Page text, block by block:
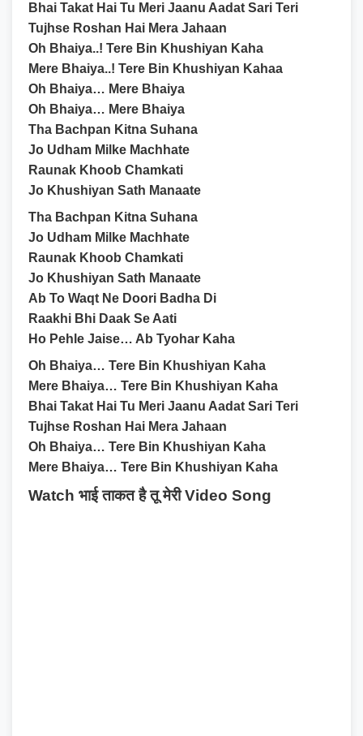
Bhai Takat Hai Tu Meri Jaanu Aadat Sari Teri
Tujhse Roshan Hai Mera Jahaan
Oh Bhaiya..! Tere Bin Khushiyan Kaha
Mere Bhaiya..! Tere Bin Khushiyan Kahaa
Oh Bhaiya… Mere Bhaiya
Oh Bhaiya… Mere Bhaiya
Tha Bachpan Kitna Suhana
Jo Udham Milke Machhate
Raunak Khoob Chamkati
Jo Khushiyan Sath Manaate
Tha Bachpan Kitna Suhana
Jo Udham Milke Machhate
Raunak Khoob Chamkati
Jo Khushiyan Sath Manaate
Ab To Waqt Ne Doori Badha Di
Raakhi Bhi Daak Se Aati
Ho Pehle Jaise… Ab Tyohar Kaha
Oh Bhaiya… Tere Bin Khushiyan Kaha
Mere Bhaiya… Tere Bin Khushiyan Kaha
Bhai Takat Hai Tu Meri Jaanu Aadat Sari Teri
Tujhse Roshan Hai Mera Jahaan
Oh Bhaiya… Tere Bin Khushiyan Kaha
Mere Bhaiya… Tere Bin Khushiyan Kaha
Watch भाई ताकत है तू मेरी Video Song